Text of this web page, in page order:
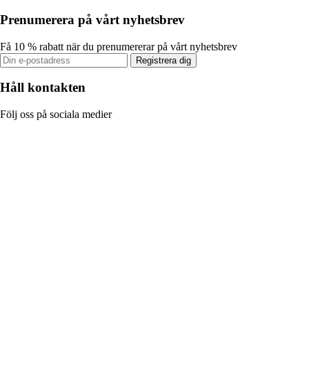
Prenumerera på vårt nyhetsbrev
Få 10 % rabatt när du prenumererar på vårt nyhetsbrev
Registrera dig
Håll kontakten
Följ oss på sociala medier